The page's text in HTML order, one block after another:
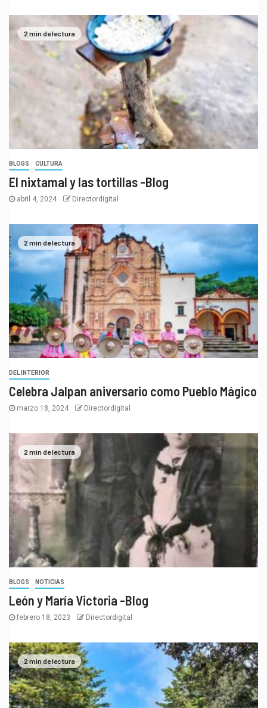
2 min de lectura
BLOGS CULTURA
El nixtamal y las tortillas -Blog
abril 4, 2024 Directordigital
2 min de lectura
DEL INTERIOR
Celebra Jalpan aniversario como Pueblo Mágico
marzo 18, 2024 Directordigital
2 min de lectura
BLOGS NOTICIAS
León y María Victoria -Blog
febrero 18, 2023 Directordigital
2 min de lectura